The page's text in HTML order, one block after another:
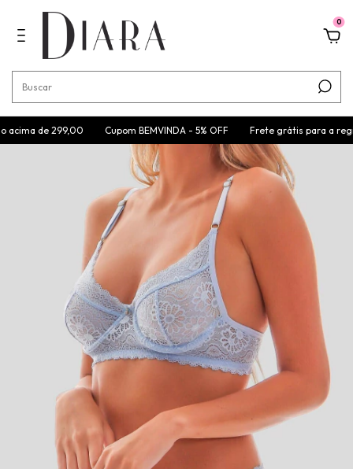
0
de 299,00 Cupom BEMVINDA - 5% OFF Frete grátis para a região Sul